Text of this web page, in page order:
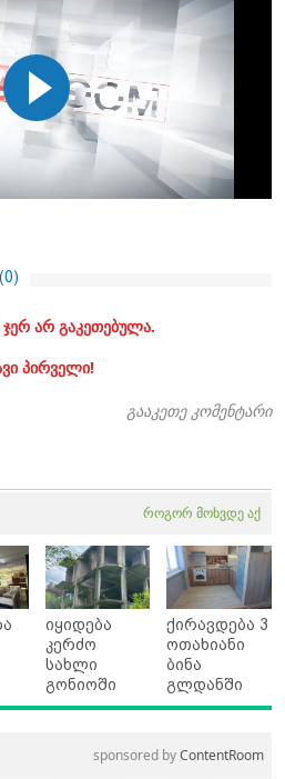
0)
არ გაკეთებულა.
პირველი!
გააკეთე კომენტარი
როგორ მოხვდე აქ
იყიდება
კერძო
სახლი
გონიოში
ქირავდება 3
ოთახიანი
ბინა
გლდანში
sponsored byContentRoom